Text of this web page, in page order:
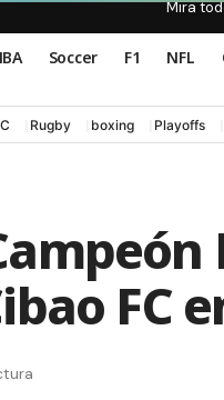
Mira
Soccer F1 NFL
Rugby boxing Playoffs
FC